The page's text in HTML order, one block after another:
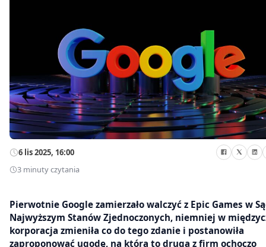
6 lis 2025, 16:00
3 minuty czytania
Pierwotnie Google zamierzało walczyć z Epic Games w
Najwyższym Stanów Zjednoczonych, niemniej w
korporacja zmieniła co do tego zdanie i postanowiła
zaproponować ugodę, na którą to druga z firm ochoczo